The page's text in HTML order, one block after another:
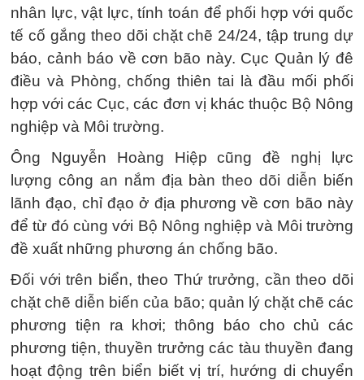
nhân lực, vật lực, tính toán để phối hợp với quốc
tế cố gắng theo dõi chặt chẽ 24/24, tập trung dự
báo, cảnh báo về cơn bão này. Cục Quản lý đê
điều và Phòng, chống thiên tai là đầu mối phối
hợp với các Cục, các đơn vị khác thuộc Bộ Nông
nghiệp và Môi trường.
Ông Nguyễn Hoàng Hiệp cũng đề nghị lực
lượng công an nắm địa bàn theo dõi diễn biến
lãnh đạo, chỉ đạo ở địa phương về cơn bão này
để từ đó cùng với Bộ Nông nghiệp và Môi trường
đề xuất những phương án chống bão.
Đối với trên biển, theo Thứ trưởng, cần theo dõi
chặt chẽ diễn biến của bão; quản lý chặt chẽ các
phương tiện ra khơi; thông báo cho chủ các
phương tiện, thuyền trưởng các tàu thuyền đang
hoạt động trên biển biết vị trí, hướng di chuyển